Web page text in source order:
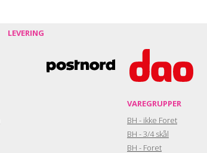
LEVERING
VAREGRUPPER
BH - ikke Foret
BH - 3/4 skål
BH - Foret